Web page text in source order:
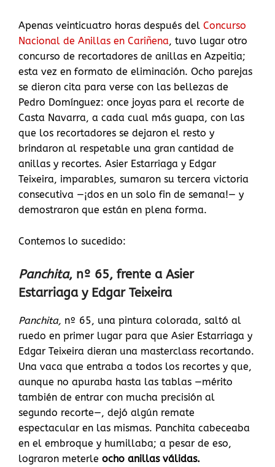
Apenas veinticuatro horas después del Concurso
Nacional de Anillas en Cariñena, tuvo lugar otro
concurso de recortadores de anillas en Azpeitia;
esta vez en formato de eliminación. Ocho parejas
se dieron cita para verse con las bellezas de
Pedro Domínguez: once joyas para el recorte de
Casta Navarra, a cada cual más guapa, con las
que los recortadores se dejaron el resto y
brindaron al respetable una gran cantidad de
anillas y recortes. Asier Estarriaga y Edgar
Teixeira, imparables, sumaron su tercera victoria
consecutiva —¡dos en un solo fin de semana!— y
demostraron que están en plena forma.
Contemos lo sucedido:
Panchita, nº 65, frente a Asier
Estarriaga y Edgar Teixeira
Panchita, nº 65, una pintura colorada, saltó al
ruedo en primer lugar para que Asier Estarriaga y
Edgar Teixeira dieran una masterclass recortando.
Una vaca que entraba a todos los recortes y que,
aunque no apuraba hasta las tablas —mérito
también de entrar con mucha precisión al
segundo recorte—, dejó algún remate
espectacular en las mismas. Panchita cabeceaba
en el embroque y humillaba; a pesar de eso,
lograron meterle ocho anillas válidas.